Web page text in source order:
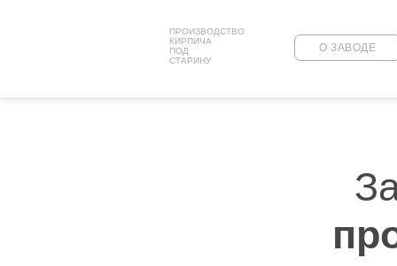
ПРОИЗВОДСТВО
КИРПИЧА
ПОД
СТАРИНУ
О ЗАВОДЕ